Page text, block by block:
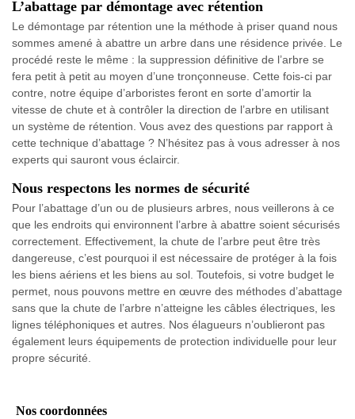
L’abattage par démontage avec rétention
Le démontage par rétention une la méthode à priser quand nous
sommes amené à abattre un arbre dans une résidence privée. Le
procédé reste le même : la suppression définitive de l’arbre se
fera petit à petit au moyen d’une tronçonneuse. Cette fois-ci par
contre, notre équipe d’arboristes feront en sorte d’amortir la
vitesse de chute et à contrôler la direction de l’arbre en utilisant
un système de rétention. Vous avez des questions par rapport à
cette technique d’abattage ? N’hésitez pas à vous adresser à nos
experts qui sauront vous éclaircir.
Nous respectons les normes de sécurité
Pour l’abattage d’un ou de plusieurs arbres, nous veillerons à ce
que les endroits qui environnent l’arbre à abattre soient sécurisés
correctement. Effectivement, la chute de l’arbre peut être très
dangereuse, c’est pourquoi il est nécessaire de protéger à la fois
les biens aériens et les biens au sol. Toutefois, si votre budget le
permet, nous pouvons mettre en œuvre des méthodes d’abattage
sans que la chute de l’arbre n’atteigne les câbles électriques, les
lignes téléphoniques et autres. Nos élagueurs n’oublieront pas
également leurs équipements de protection individuelle pour leur
propre sécurité.
Nos coordonnées